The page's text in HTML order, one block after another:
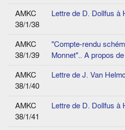
AMKC
38/1/38
Lettre de D. Dollfus à
AMKC
38/1/39
"Compte-rendu
Monnet".. A propos
AMKC
38/1/40
Lettre de J. Van
AMKC
38/1/41
Lettre de D. Dollfus à